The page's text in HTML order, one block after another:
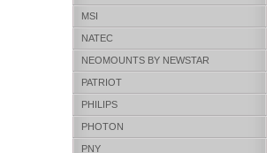
MSI
NATEC
NEOMOUNTS BY NEWSTAR
PATRIOT
PHILIPS
PHOTON
PNY